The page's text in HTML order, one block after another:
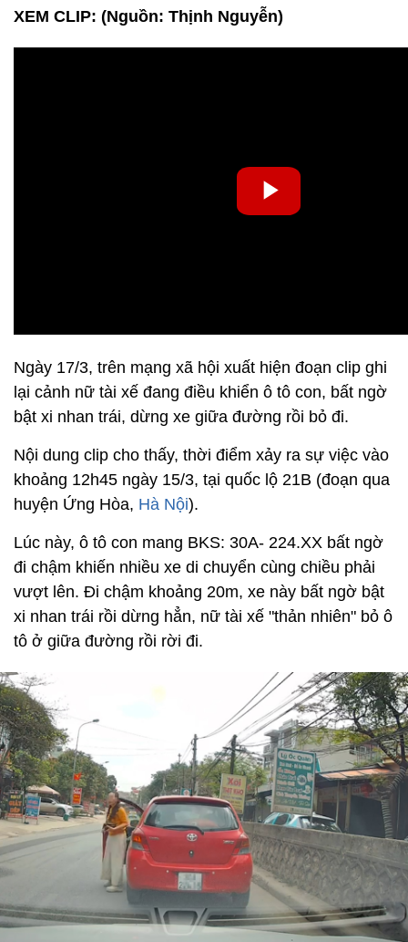
XEM CLIP: (Nguồn: Thịnh Nguyễn)
Ngày 17/3, trên mạng xã hội xuất hiện đoạn clip ghi
lại cảnh nữ tài xế đang điều khiển ô tô con, bất ngờ
bật xi nhan trái, dừng xe giữa đường rồi bỏ đi.
Nội dung clip cho thấy, thời điểm xảy ra sự việc vào
khoảng 12h45 ngày 15/3, tại quốc lộ 21B (đoạn qua
huyện Ứng Hòa, Hà Nội).
Lúc này, ô tô con mang BKS: 30A- 224.XX bất ngờ
đi chậm khiến nhiều xe di chuyển cùng chiều phải
vượt lên. Đi chậm khoảng 20m, xe này bất ngờ bật
xi nhan trái rồi dừng hẳn, nữ tài xế "thản nhiên" bỏ ô
tô ở giữa đường rồi rời đi.